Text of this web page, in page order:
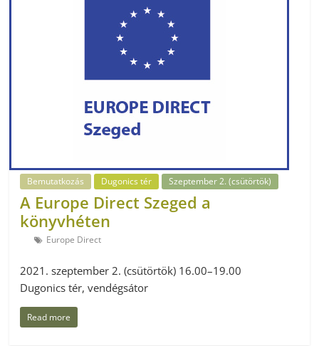
Bemutatkozás Dugonics tér Szeptember 2. (csütörtök)
A Europe Direct Szeged a
könyvhéten
Europe Direct
2021. szeptember 2. (csütörtök) 16.00–19.00
Dugonics tér, vendégsátor
Read more